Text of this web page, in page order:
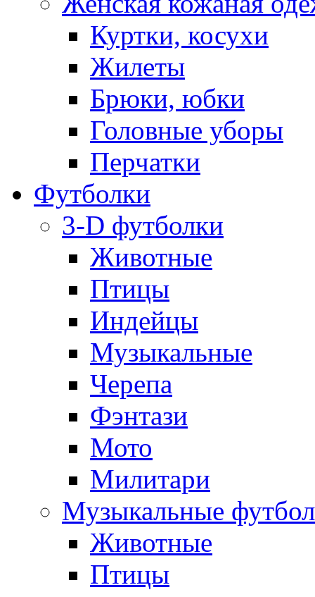
Куртки, косухи
Жилеты
Брюки, юбки
Головные уборы
Перчатки
Футболки
3-D футболки
Животные
Птицы
Индейцы
Музыкальные
Черепа
Фэнтази
Мото
Милитари
Музыкальные
Животные
Птицы